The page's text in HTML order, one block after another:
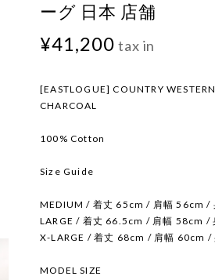
ーグ 日本 店舗
¥41,200 tax in
[EASTLOGUE] COUNTRY
CHARCOAL
100% Cotton
Size Guide
MEDIUM / 着丈 65cm / 肩幅 56cm /
LARGE / 着丈 66.5cm / 肩幅 58cm /
X-LARGE / 着丈 68cm / 肩幅 60cm
MODEL SIZE